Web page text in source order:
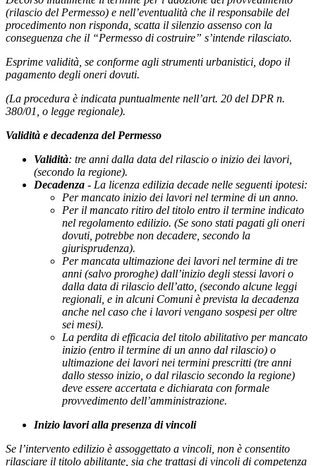
(rilascio del Permesso) e nell’eventualità che il responsabile del
procedimento non risponda, scatta il silenzio assenso con la
conseguenza che il “Permesso di costruire” s’intende rilasciato.
Esprime validità, se conforme agli strumenti urbanistici, dopo il
pagamento degli oneri dovuti.
(La procedura è indicata puntualmente nell’art. 20 del DPR n.
380/01, o legge regionale).
Validità e decadenza del Permesso
Validità: tre anni dalla data del rilascio o inizio dei lavori,
(secondo la regione).
Decadenza - La licenza edilizia decade nelle seguenti ipotesi:
Per mancato inizio dei lavori nel termine di un anno.
Per il mancato ritiro del titolo entro il termine indicato
nel regolamento edilizio. (Se sono stati pagati gli oneri
dovuti, potrebbe non decadere, secondo la
giurisprudenza).
Per mancata ultimazione dei lavori nel termine di tre
anni (salvo proroghe) dall’inizio degli stessi lavori o
dalla data di rilascio dell’atto, (secondo alcune leggi
regionali, e in alcuni Comuni è prevista la decadenza
anche nel caso che i lavori vengano sospesi per oltre
sei mesi).
La perdita di efficacia del titolo abilitativo per mancato
inizio (entro il termine di un anno dal rilascio) o
ultimazione dei lavori nei termini prescritti (tre anni
dallo stesso inizio, o dal rilascio secondo la regione)
deve essere accertata e dichiarata con formale
provvedimento dell’amministrazione.
Inizio lavori alla presenza di vincoli
Se l’intervento edilizio è assoggettato a vincoli, non è consentito
rilasciare il titolo abilitante, sia che trattasi di vincoli di competenza